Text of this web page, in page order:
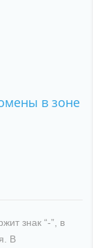
в зоне
знак “-”, в
В